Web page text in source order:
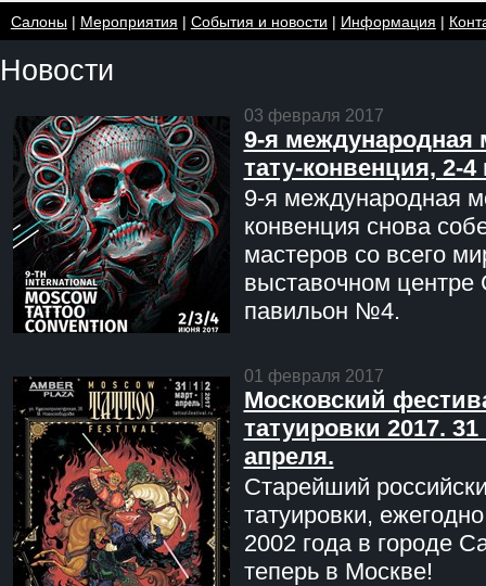
Салоны| Мероприятия | События и новости | Информация |
Новости
03 февраля 2017
9-я международная
тату-конвенция, 2-
9-я международная
конвенция снова
мастеров со всего
выставочном центре
павильон №4.
01 февраля 2017
Московский
татуировки 2017. 31
апреля.
Старейший
татуировки,
2002 года в городе
теперь в Москве!